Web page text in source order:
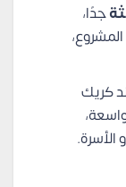
جدًا،
كريك
الأسرة.